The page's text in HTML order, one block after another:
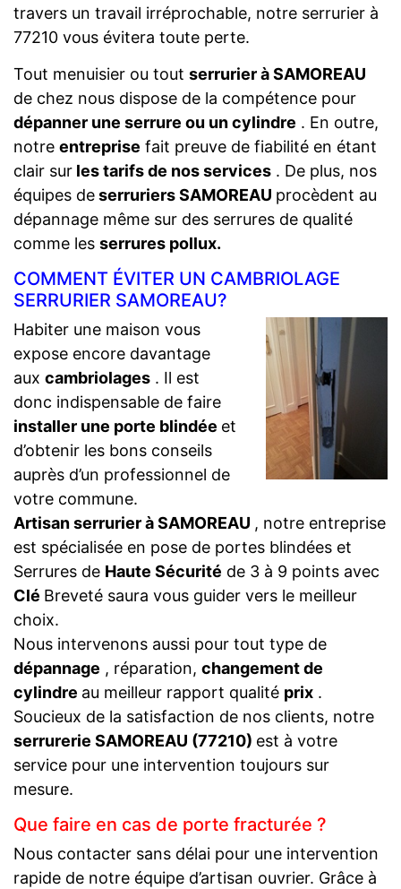
travers un travail irréprochable, notre serrurier à
77210 vous évitera toute perte.
Tout menuisier ou tout serrurier à SAMOREAU
de chez nous dispose de la compétence pour
dépanner une serrure ou un cylindre . En outre,
notre entreprise fait preuve de fiabilité en étant
clair sur les tarifs de nos services . De plus, nos
équipes deserruriers SAMOREAU procèdent au
dépannage même sur des serrures de qualité
comme les serrures pollux.
COMMENT ÉVITER UN CAMBRIOLAGE
SERRURIER SAMOREAU?
Habiter une maison vous
expose encore davantage
aux cambriolages . Il est
donc indispensable de faire
installer une porte blindée et
d’obtenir les bons conseils
auprès d’un professionnel de
votre commune.
Artisan serrurier à SAMOREAU , notre entreprise
est spécialisée en pose de portes blindées et
Serrures de Haute Sécurité de 3 à 9 points avec
Clé Breveté saura vous guider vers le meilleur
choix.
Nous intervenons aussi pour tout type de
dépannage , réparation, changement de
cylindre au meilleur rapport qualité prix .
Soucieux de la satisfaction de nos clients, notre
serrurerie SAMOREAU (77210) est à votre
service pour une intervention toujours sur
mesure.
Que faire en cas de porte fracturée ?
Nous contacter sans délai pour une intervention
rapide de notre équipe d’artisan ouvrier. Grâce à